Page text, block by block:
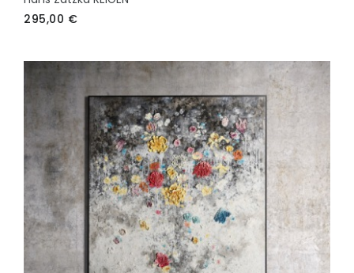
295,00 €